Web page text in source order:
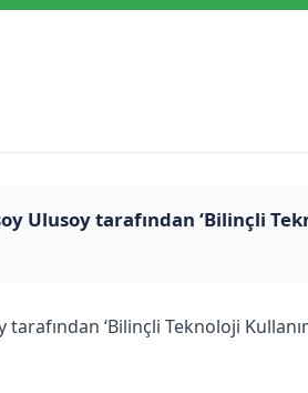
Ulusoy tarafından ‘Bilinçli
‘Bilinçli Teknoloji